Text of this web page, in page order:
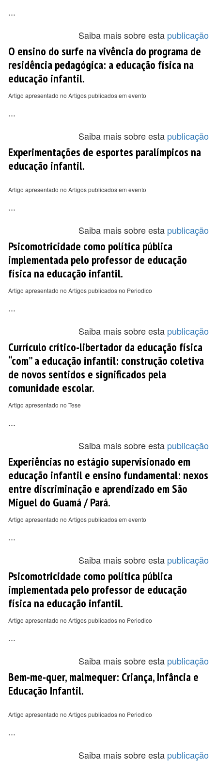
...
Saiba mais sobre esta publicação
O ensino do surfe na vivência do programa de
residência pedagógica: a educação física na
educação infantil.
Artigo apresentado no Artigos publicados em evento
...
Saiba mais sobre esta publicação
Experimentações de esportes paralímpicos na
educação infantil.
Artigo apresentado no Artigos publicados em evento
...
Saiba mais sobre esta publicação
Psicomotricidade como política pública
implementada pelo professor de educação
física na educação infantil.
Artigo apresentado no Artigos publicados no Periodico
...
Saiba mais sobre esta publicação
Currículo crítico-libertador da educação física
“com” a educação infantil: construção coletiva
de novos sentidos e significados pela
comunidade escolar.
Artigo apresentado no Tese
...
Saiba mais sobre esta publicação
Experiências no estágio supervisionado em
educação infantil e ensino fundamental: nexos
entre discriminação e aprendizado em São
Miguel do Guamá / Pará.
Artigo apresentado no Artigos publicados em evento
...
Saiba mais sobre esta publicação
Psicomotricidade como política pública
implementada pelo professor de educação
física na educação infantil.
Artigo apresentado no Artigos publicados no Periodico
...
Saiba mais sobre esta publicação
Bem-me-quer, malmequer: Criança, Infância e
Educação Infantil.
Artigo apresentado no Artigos publicados no Periodico
...
Saiba mais sobre esta publicação